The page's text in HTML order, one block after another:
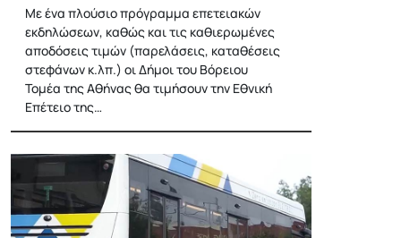
Με ένα πλούσιο πρόγραμμα επετειακών
εκδηλώσεων, καθώς και τις καθιερωμένες
αποδόσεις τιμών (παρελάσεις, καταθέσεις
στεφάνων κ.λπ.) οι Δήμοι του Βόρειου
Τομέα της Αθήνας θα τιμήσουν την Εθνική
Επέτειο της…